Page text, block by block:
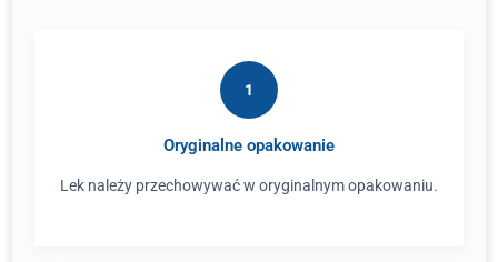
1
Oryginalne opakowanie
Lek należy przechowywać w oryginalnym opakowaniu.